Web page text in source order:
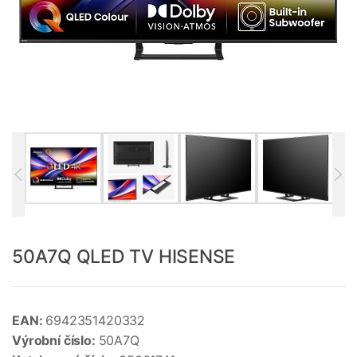
50A7Q QLED TV HISENSE
EAN: 6942351420332
Výrobní číslo: 50A7Q